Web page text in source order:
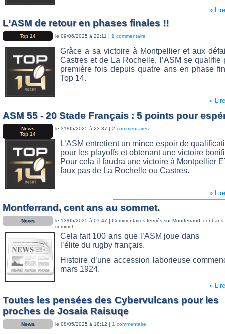
»
L’ASM de retour en phases finales !!
Top 14 le 09/06/2025 à 22:11 | 1 commentaire
Grâce a sa victoire à Montpellier et aux
Castres et de La Rochelle, l’ASM se qualifie
première fois depuis quatre ans en phase
Top 14.
»
ASM 55 - 20 Stade Français : 5 points pour
News
Top 14
le 31/05/2025 à 23:37 | 2 commentaires
L’ASM entretient un mince espoir de
pour les playoffs et obtenant une victoire
Pour cela il faudra une victoire à Montpellier
faux pas de La Rochelle ou Castres.
»
Montferrand, cent ans au sommet.
News le 13/05/2025 à 07:47 | Commentaires fermés sur Montferrand, cent ans
sommet.
Cela fait 100 ans que l’ASM joue dans
l’élite du rugby français.
Histoire d’une accession laborieuse
mars 1924.
»
Toutes les pensées des Cybervulcans pour les
proches de Josaia Raisuqe
News le 08/05/2025 à 18:12 | 1 commentaire